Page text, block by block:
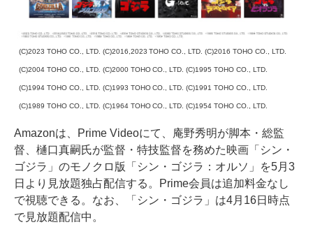
(C)2023 TOHO CO., LTD. (C)2016,2023 TOHO CO., LTD. (C)2016 TOHO CO., LTD.
(C)2004 TOHO CO., LTD. (C)2000 TOHO CO., LTD. (C)1995 TOHO CO., LTD.
(C)1994 TOHO CO., LTD. (C)1993 TOHO CO., LTD. (C)1991 TOHO CO., LTD.
(C)1989 TOHO CO., LTD. (C)1964 TOHO CO., LTD. (C)1954 TOHO CO., LTD.
Amazonは、Prime Videoにて、庵野秀明が脚本・総監
督、樋口真嗣氏が監督・特技監督を務めた映画「シン・
ゴジラ」のモノクロ版「シン・ゴジラ：オルソ」を5月3
日より見放題独占配信する。Prime会員は追加料金なし
で視聴できる。なお、「シン・ゴジラ」は4月16日時点
で見放題配信中。